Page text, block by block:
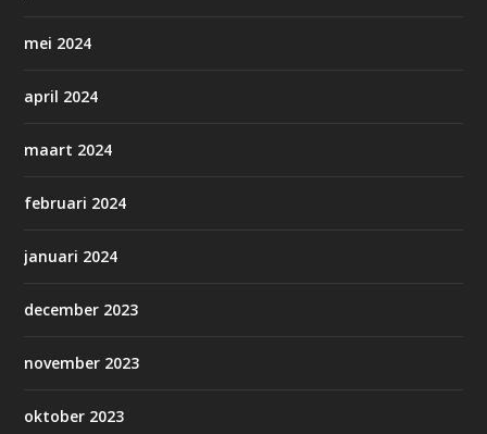
mei 2024
april 2024
maart 2024
februari 2024
januari 2024
december 2023
november 2023
oktober 2023